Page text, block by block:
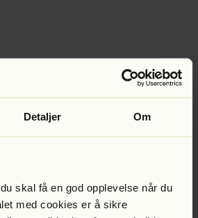
Detaljer Om
skal få en god opplevelse når du
med cookies er å sikre